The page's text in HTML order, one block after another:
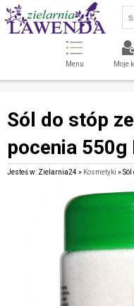
Menu Moje
Sól do stóp
pocenia 550g
Jesteś w: Zielarnia24 » Kosmetyki »